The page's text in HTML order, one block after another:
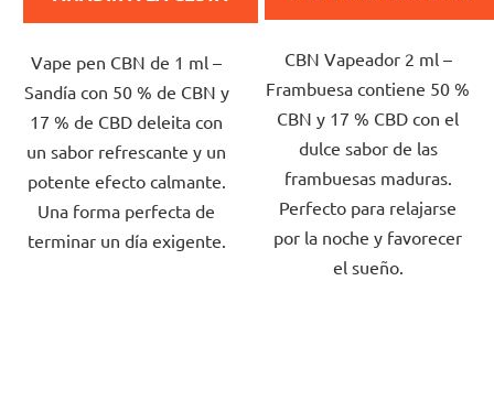
5,0
sobre
5
estrellas.
Vape pen CBN de 1 ml –
Sandía con 50 % de CBN y
17 % de CBD deleita con
un sabor refrescante y un
potente efecto calmante.
Una forma perfecta de
terminar un día exigente.
5,0
sobre
5
estrellas.
CBN Vapeador 2 ml –
Frambuesa contiene 50 %
CBN y 17 % CBD con el
dulce sabor de las
frambuesas maduras.
Perfecto para relajarse
por la noche y favorecer
el sueño.